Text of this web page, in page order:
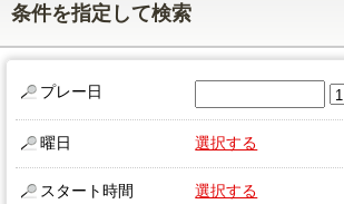
条件を指定して検索
プレー日
曜日 選択する
スタート時間 選択する